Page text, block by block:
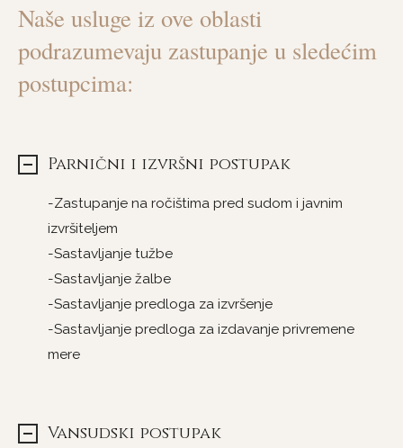
Naše usluge iz ove oblasti
podrazumevaju zastupanje u sledećim
postupcima:
Parnični i izvršni postupak
-Zastupanje na ročištima pred sudom i javnim
izvršiteljem
-Sastavljanje tužbe
-Sastavljanje žalbe
-Sastavljanje predloga za izvršenje
-Sastavljanje predloga za izdavanje privremene
mere
Vansudski postupak